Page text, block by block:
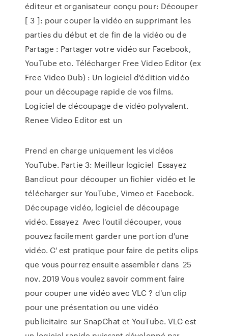
éditeur et organisateur conçu pour: Découper
[ 3 ]: pour couper la vidéo en supprimant les
parties du début et de fin de la vidéo ou de
Partage : Partager votre vidéo sur Facebook,
YouTube etc. Télécharger Free Video Editor (ex
Free Video Dub) : Un logiciel d'édition vidéo
pour un découpage rapide de vos films.
Logiciel de découpage de vidéo polyvalent.
Renee Video Editor est un
Prend en charge uniquement les vidéos
YouTube. Partie 3: Meilleur logiciel Essayez
Bandicut pour découper un fichier vidéo et le
télécharger sur YouTube, Vimeo et Facebook.
Découpage vidéo, logiciel de découpage
vidéo. Essayez Avec l'outil découper, vous
pouvez facilement garder une portion d'une
vidéo. C' est pratique pour faire de petits clips
que vous pourrez ensuite assembler dans 25
nov. 2019 Vous voulez savoir comment faire
pour couper une vidéo avec VLC ? d'un clip
pour une présentation ou une vidéo
publicitaire sur SnapChat et YouTube. VLC est